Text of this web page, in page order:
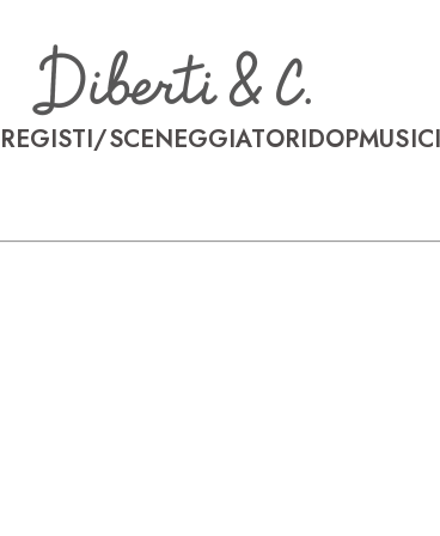
REGISTI/SCENEGGIATORIDOP